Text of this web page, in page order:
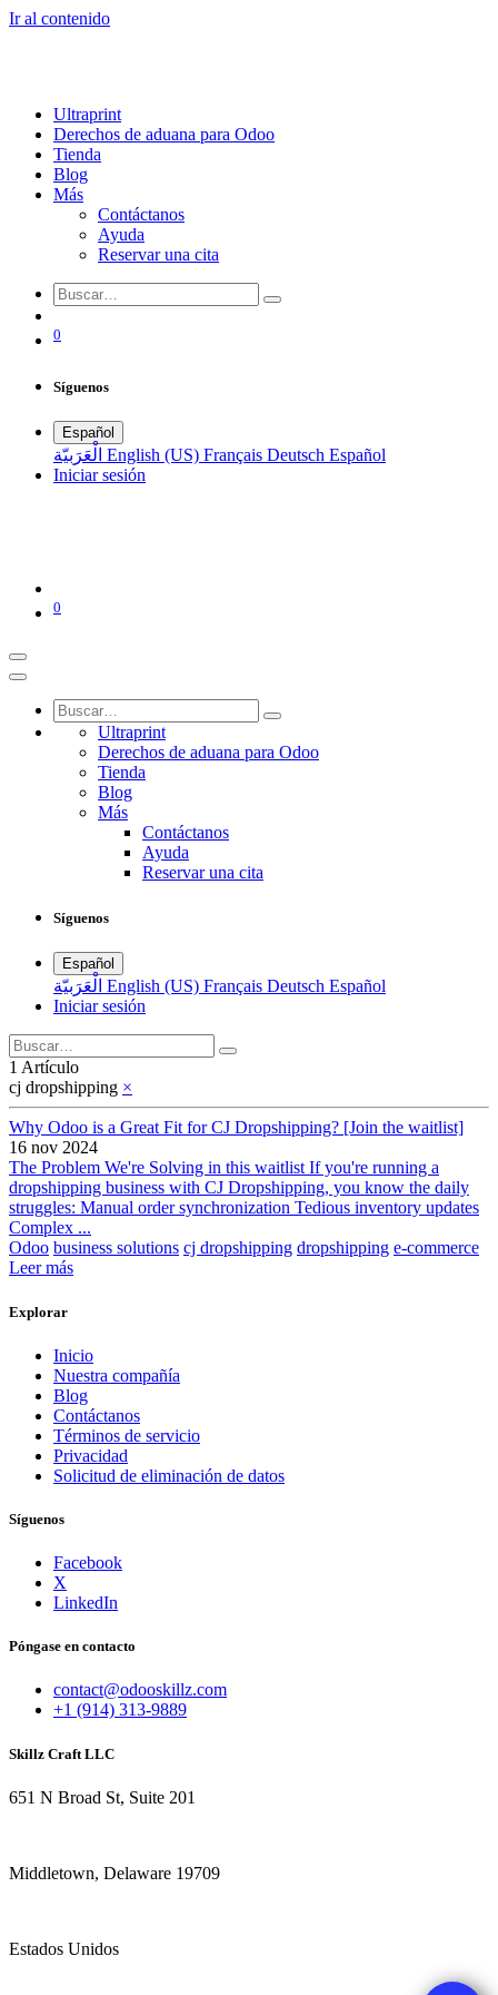
Ir al contenido
Ultraprint
Derechos de aduana para Odoo
Tienda
Blog
Más
Contáctanos
Ayuda
Reservar una cita
0
Síguenos
Español
الْعَرَبيّة English (US) Français Deutsch Español
Iniciar sesión
0
Ultraprint
Derechos de aduana para Odoo
Tienda
Blog
Más
Contáctanos
Ayuda
Reservar una cita
Síguenos
Español
الْعَرَبيّة English (US) Français Deutsch Español
Iniciar sesión
1 Artículo
cj dropshipping ×
Why Odoo is a Great Fit for CJ Dropshipping? [Join the waitlist]
16 nov 2024
The Problem We're Solving in this waitlist If you're running a
dropshipping business with CJ Dropshipping, you know the daily
struggles: Manual order synchronization Tedious inventory updates
Complex ...
Odoo business solutions cj dropshipping dropshipping e-commerce
Leer más
Explorar
Inicio
Nuestra compañía
Blog
Contáctanos
Términos de servicio
Privacidad
Solicitud de eliminación de datos
Síguenos
Facebook
X
LinkedIn
Póngase en contacto
contact@odooskillz.com
+1 (914) 313-9889
Skillz Craft LLC
651 N Broad St, Suite 201
Middletown, Delaware 19709
Estados Unidos